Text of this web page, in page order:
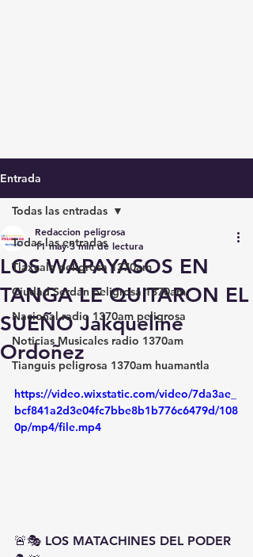
Entrada
Todas las entradas
Tlaxcala peligrosa 1370am
Ciudad Serdán peligrosa 1370am
Nacional radio 1370am peligrosa
Noticias Musicales radio 1370am
Tianguis peligrosa 1370am huamantla
Todas las entradas
LOS WAPAYASOS EN
TANGA LE QUITARON EL
SUEÑO Jakqueline
Ordoñez
Redaccion peligrosa
11 may 3 min de lectura
https://video.wixstatic.com/video/7da3ae_
bcf841a2d3e04fc7bbe8b1b776c6479d/108
0p/mp4/file.mp4
🚨🎭 LOS MATACHINES DEL PODER